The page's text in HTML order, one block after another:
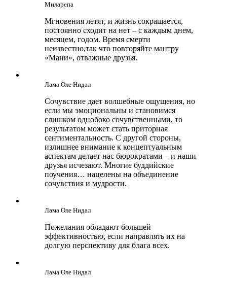
Миларепа
Мгновения летят, и жизнь сокращается,
постоянно сходит на нет – с каждым днем,
месяцем, годом. Время смерти
неизвестно,так что повторяйте мантру
«Мани», отважные друзья.
Лама Оле Нидал
Сочувствие дает волшебные ощущения, но
если мы эмоциональны и становимся
слишком однобоко сочувственными, то
результатом может стать приторная
сентиментальность. С другой стороны,
излишнее внимание к концептуальным
аспектам делает нас бюрократами – и наши
друзья исчезают. Многие буддийские
поучения… нацелены на объединение
сочувствия и мудрости.
Лама Оле Нидал
Пожелания обладают большей
эффективностью, если направлять их на
долгую перспективу для блага всех.
Лама Оле Нидал